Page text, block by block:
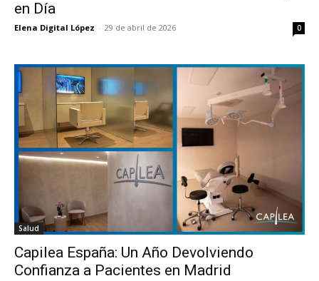
en Día
Elena Digital López - 29 de abril de 2026 0
Salud
Capilea España: Un Año Devolviendo
Confianza a Pacientes en Madrid